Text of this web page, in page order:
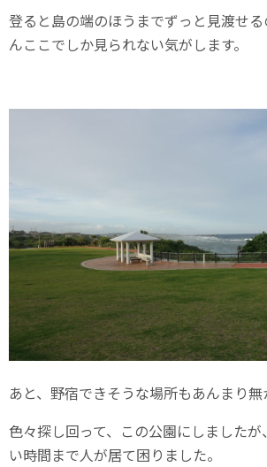
登ると島の端のほうまでずっと見渡せ
んここでしか見られない気がします。
あと、野宿できそうな場所もあんまり無
色々探し回って、この公園にしました
い時間まで人が居て困りました。